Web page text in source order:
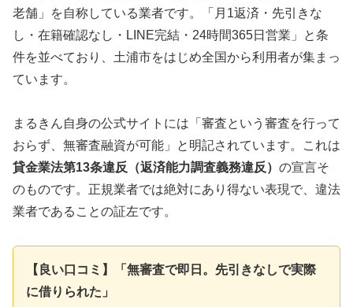
老舗」を自称している業者です。「月1返済・先引きな
し・在籍確認なし・LINE完結・24時間365日営業」と条
件を並べており、土浦市をはじめ全国から利用者が集まっ
ています。
まるきん自身の公式サイトには「審査という審査を行って
おらず、無審査融資が可能」と明記されています。これは
貸金業法第13条違反（返済能力調査義務違反） の宣言そ
のものです。正規業者では絶対にあり得ない表現で、違法
業者であることの証左です。
【良い口コミ】「無審査で即日。先引きなしで実際
に借りられた」